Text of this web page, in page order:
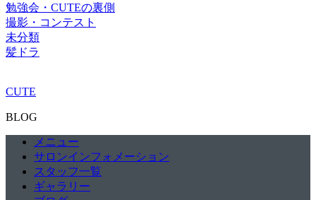
勉強会・CUTEの裏側
撮影・コンテスト
未分類
髪ドラ
CUTE
BLOG
メニュー
サロンインフォメーション
スタッフ一覧
ギャラリー